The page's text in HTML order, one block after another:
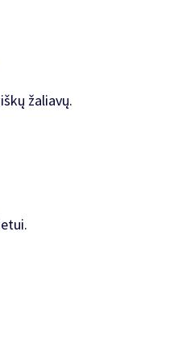
žaliavų.